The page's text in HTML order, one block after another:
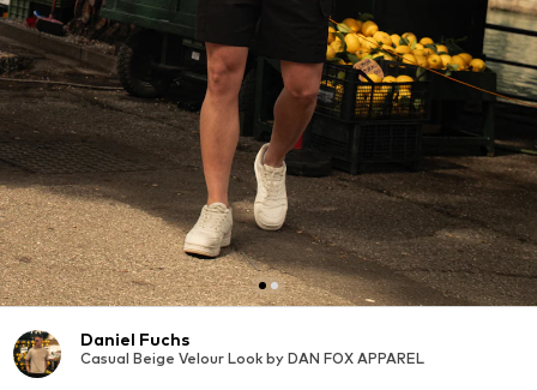
Daniel Fuchs
Casual Beige Velour Look by DAN FOX APPAREL